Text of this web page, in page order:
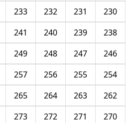
230
231
232
233
238
239
240
241
246
247
248
249
254
255
256
257
262
263
264
265
270
271
272
273